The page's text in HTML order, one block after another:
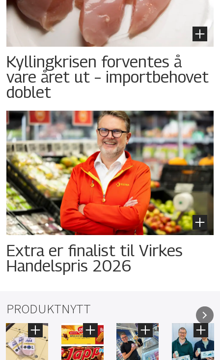
Kyllingkrisen forventes å
vare året ut – importbehovet
doblet
Extra er finalist til Virkes
Handelspris 2026
PRODUKTNYTT